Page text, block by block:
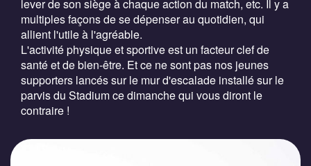
lever de son siège à chaque action du match, etc. Il y a
multiples façons de se dépenser au quotidien, qui
allient l'utile à l'agréable.
L'activité physique et sportive est un facteur clef de
santé et de bien-être. Et ce ne sont pas nos jeunes
supporters lancés sur le mur d'escalade installé sur le
parvis du Stadium ce dimanche qui vous diront le
contraire !